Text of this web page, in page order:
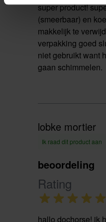
super product!
(smeerbaar) en
makkelijk te
verpakking goed
niet gebruikt want
gaan schimmelen.
lobke mortier
Ik raad dit product aan
beoordeling
Rating
hallo dochorse! ik